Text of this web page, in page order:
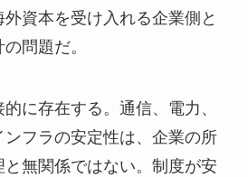
資本を受け入れる企業側と
問題だ。
に存在する。通信、電力、
ンフラの安定性は、企業の所
無関係ではない。制度が安